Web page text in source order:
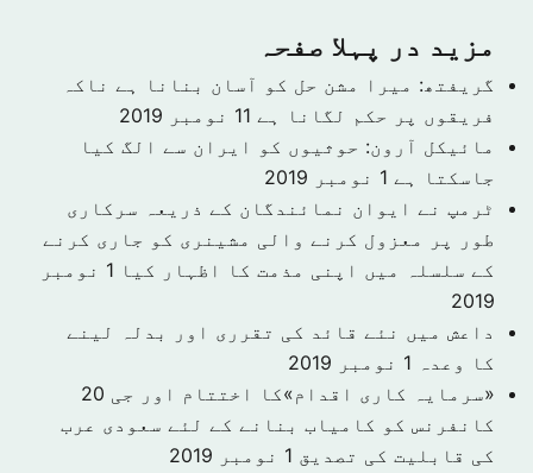
مزید در پہلا صفحہ
گریفتھ: میرا مشن حل کو آسان بنانا ہے ناکہ
فریقوں پر حکم لگانا ہے 11 نومبر 2019
مائیکل آرون: حوثیوں کو ایران سے الگ کیا
جاسکتا ہے 1 نومبر 2019
ٹرمپ نے ایوان نمائندگان کے ذریعہ سرکاری
طور پر معزول کرنے والی مشینری کو جاری کرنے
کے سلسلہ میں اپنی مذمت کا اظہار کیا
1 نومبر
2019
داعش میں نئے قائد کی تقرری اور بدلہ لینے
کا وعدہ 1 نومبر 2019
«سرمایہ کاری اقدام»کا اختتام اور جی 20
کانفرنس کو کامیاب بنانے کے لئے سعودی عرب
کی قابلیت کی تصدیق 1 نومبر 2019